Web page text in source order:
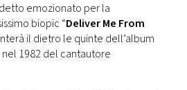
emozionato per la
biopic “Deliver Me From
il dietro le quinte dell’album
nel 1982 del cantautore